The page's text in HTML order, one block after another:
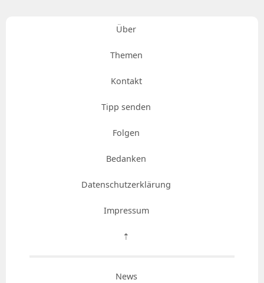
Über
Themen
Kontakt
Tipp senden
Folgen
Bedanken
Datenschutzerklärung
Impressum
⇡
News